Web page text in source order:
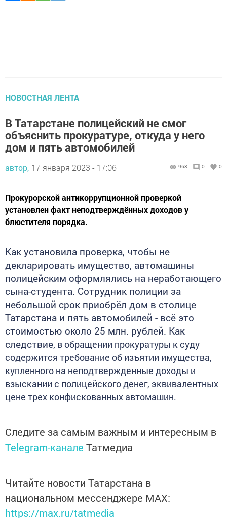
НОВОСТНАЯ ЛЕНТА
В Татарстане полицейский не смог
объяснить прокуратуре, откуда у него
дом и пять автомобилей
автор, 17 января 2023 - 17:06 968 0 0
Прокурорской антикоррупционной проверкой
установлен факт неподтверждённых доходов у
блюстителя порядка.
Как установила проверка, чтобы не
декларировать имущество, автомашины
полицейским оформлялись на неработающего
сына-студента. Сотрудник полиции за
небольшой срок приобрёл дом в столице
Татарстана и пять автомобилей - всё это
стоимостью около 25 млн. рублей. Как
следствие, в обращении прокуратуры к суду
содержится требование об изъятии имущества,
купленного на неподтвержденные доходы и
взыскании с полицейского денег, эквивалентных
цене трех конфискованных автомашин.
Следите за самым важным и интересным в
Telegram-канале Татмедиа
Читайте новости Татарстана в
национальном мессенджере MАХ:
https://max.ru/tatmedia